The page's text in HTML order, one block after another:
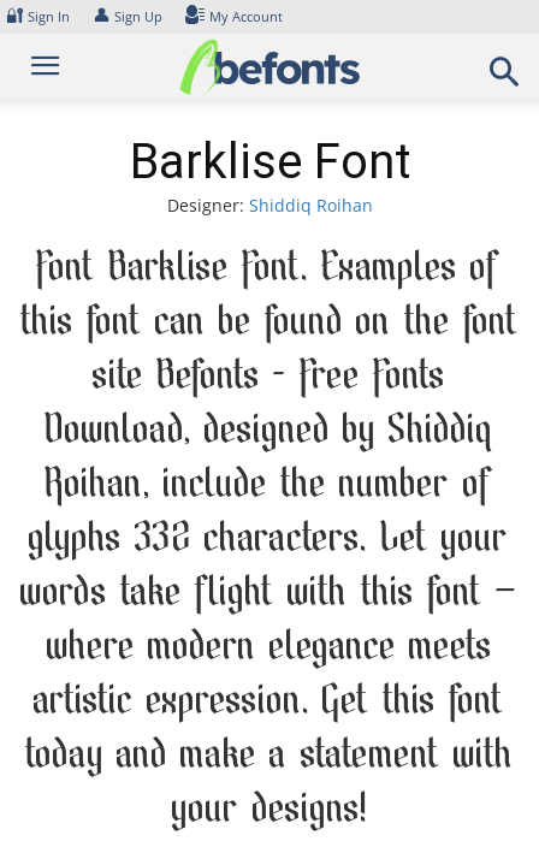
Skip
content
🔐 Sign In 👤 Sign Up My Account
Barklise Font
Designer: Shiddiq Roihan
Font Barklise Font. Examples of
this font can be found on the font
site Befonts – Free Fonts
Download, designed by Shiddiq
Roihan, include the number of
glyphs 332 characters. Let your
words take flight with this font —
where modern elegance meets
artistic expression. Get this font
today and make a statement with
your designs!